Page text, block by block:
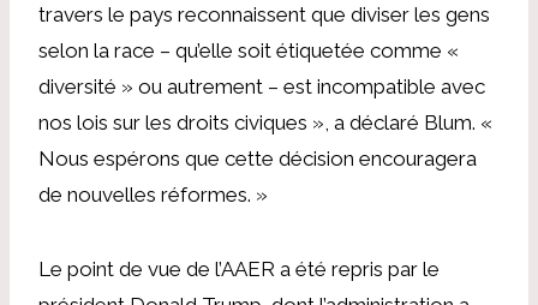
travers le pays reconnaissent que diviser les gens
selon la race – qu’elle soit étiquetée comme «
diversité » ou autrement – ​​est incompatible avec
nos lois sur les droits civiques », a déclaré Blum. «
Nous espérons que cette décision encouragera
de nouvelles réformes. »
Le point de vue de l’AAER a été repris par le